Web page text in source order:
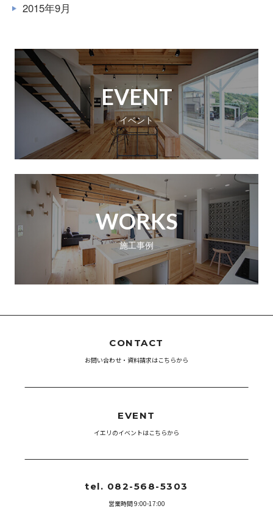
2015年9月
EVENT
イベント
WORKS
施工事例
CONTACT
お問い合わせ・資料請求はこちらから
EVENT
イエリのイベントはこちらから
tel. 082-568-5303
営業時間 9:00-17:00